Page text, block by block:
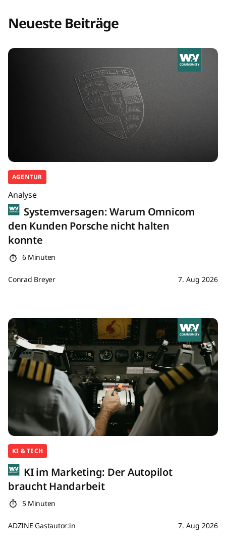
Neueste Beiträge
AGENTUR
Analyse
Systemversagen: Warum Omnicom
den Kunden Porsche nicht halten
konnte
6 Minuten
Conrad Breyer 7. Aug 2026
KI & TECH
KI im Marketing: Der Autopilot
braucht Handarbeit
5 Minuten
ADZINE Gastautor:in 7. Aug 2026